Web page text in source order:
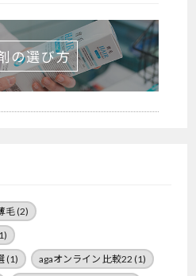
の選び方
毛(2)
(1) agaオンライン 比較22 (1)